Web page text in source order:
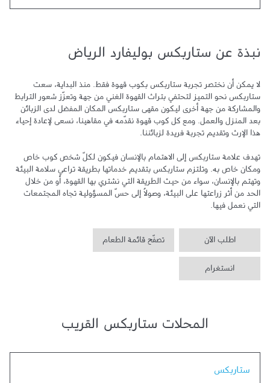
نبذة عن ستاربكس بوليفارد الرياض
التي نعمل فيها.
اطلب الآن تصفّح قائمة الطعام
انستغرام
المحلات ستاربكس القريب
ستاربكس